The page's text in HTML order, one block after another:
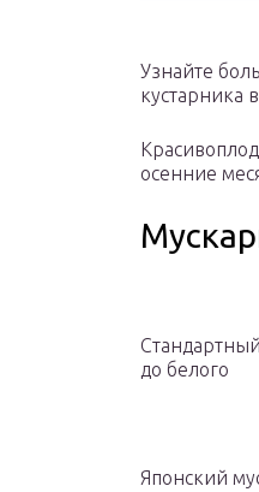
Узнайте
кустарника
осенние
до белого
Японский